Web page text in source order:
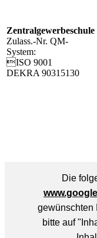
Zentralgewerbeschule
Zulass.-Nr. QM-
System:
ISO 9001
DEKRA 90315130